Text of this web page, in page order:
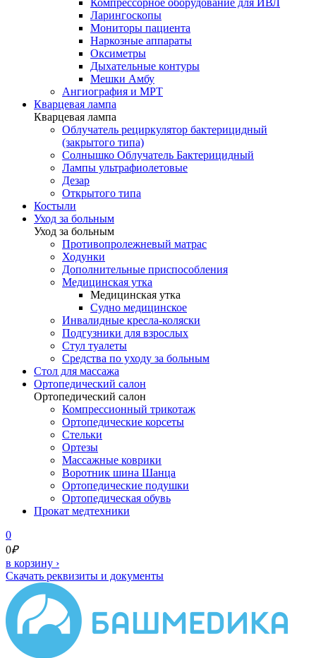
Компрессорное оборудование для ИВЛ
Ларингоскопы
Мониторы пациента
Наркозные аппараты
Оксиметры
Дыхательные контуры
Мешки Амбу
Ангиография и МРТ
Кварцевая лампа
Кварцевая лампа
Облучатель рециркулятор бактерицидный
(закрытого типа)
Солнышко Облучатель Бактерицидный
Лампы ультрафиолетовые
Дезар
Открытого типа
Костыли
Уход за больным
Уход за больным
Противопролежневый матрас
Ходунки
Дополнительные приспособления
Медицинская утка
Медицинская утка
Судно медицинское
Инвалидные кресла-коляски
Подгузники для взрослых
Стул туалеты
Средства по уходу за больным
Cтол для массажа
Ортопедический салон
Ортопедический салон
Компрессионный трикотаж
Ортопедические корсеты
Стельки
Ортезы
Массажные коврики
Воротник шина Шанца
Ортопедические подушки
Ортопедическая обувь
Прокат медтехники
0
0₽
в корзину ›
Скачать реквизиты и документы